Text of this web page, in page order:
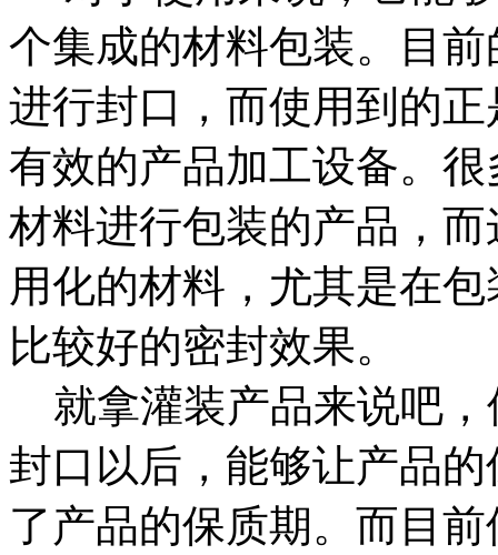
个集成的材料包装。目
进行封口，而使用到的正
有效的产品加工设备。
材料进行包装的产品，
用化的材料，尤其是在
比较好的密封效果。
就拿灌装产品来说吧，
封口以后，能够让产品
了产品的保质期。而目